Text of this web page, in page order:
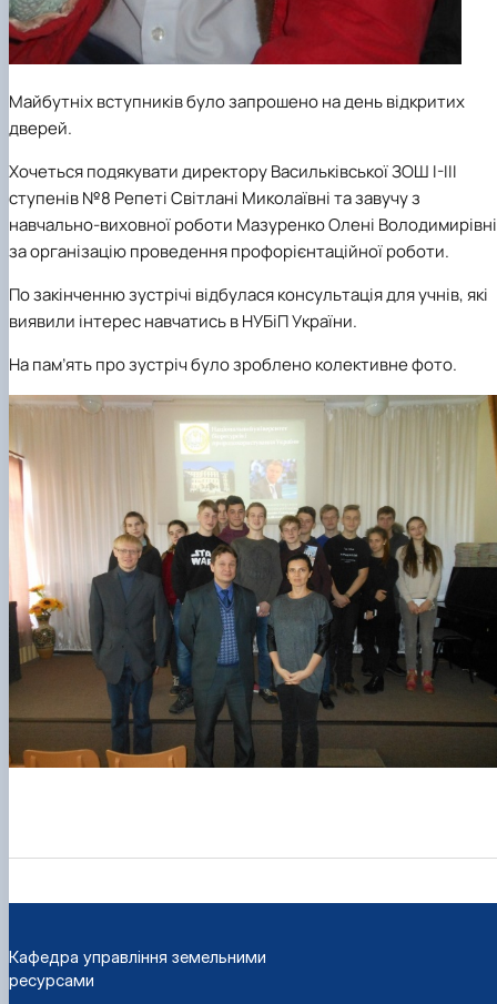
Майбутніх вступників було запрошено на день відкритих
дверей.
Хочеться подякувати директору Васильківської ЗОШ І-ІІІ
ступенів №8 Репеті Світлані Миколаївні та завучу з
навчально-виховної роботи Мазуренко Олені Володимирівні
за організацію проведення профорієнтаційної роботи.
По закінченню зустрічі відбулася консультація для учнів, які
виявили інтерес навчатись в НУБіП України.
На пам’ять про зустріч було зроблено колективне фото.
Кафедра управління земельними
ресурсами